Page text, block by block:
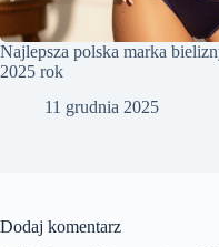
Najlepsza polska marka
2025 rok
11 grudnia 2025
Dodaj komentarz